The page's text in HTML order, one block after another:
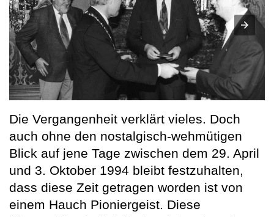
Die Vergangenheit verklärt vieles. Doch
auch ohne den nostalgisch-wehmütigen
Blick auf jene Tage zwischen dem 29. April
und 3. Oktober 1994 bleibt festzuhalten,
dass diese Zeit getragen worden ist von
einem Hauch Pioniergeist. Diese